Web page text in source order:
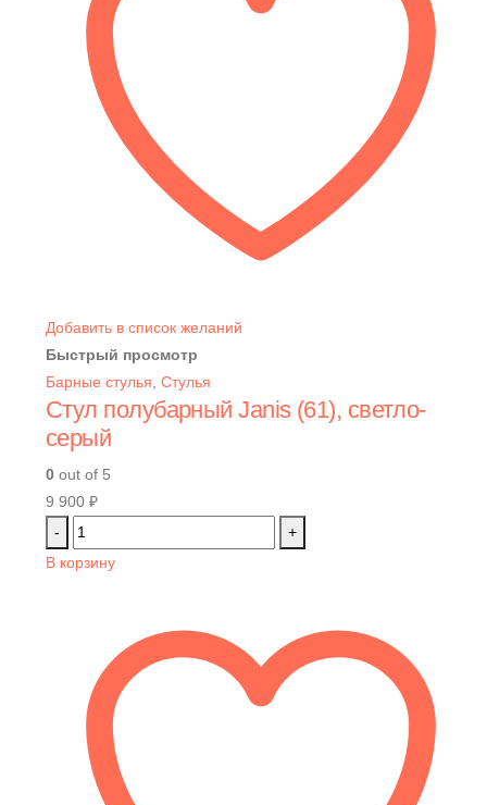
Добавить в список желаний
Быстрый просмотр
Барные стулья Стулья
Стул полубарный Janis (61), светло-
серый
0 out of 5
9 900 ₽
-
+
В корзину